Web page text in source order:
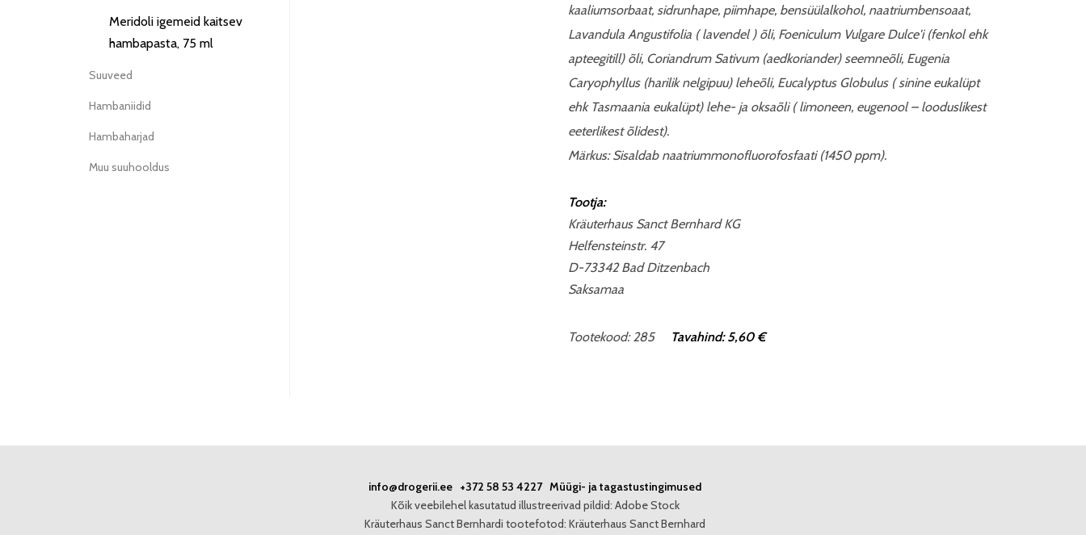
Meridoli igemeid kaitsev
hambapasta, 75 ml
Suuveed
Hambaniidid
Hambaharjad
Muu suuhooldus
kaaliumsorbaat, sidrunhape, piimhape, bensüülalkohol, naatriumbensoaat,
Lavandula Angustifolia ( lavendel ) õli, Foeniculum Vulgare Dulce'i (fenkol ehk
apteegitill) õli, Coriandrum Sativum (aedkoriander) seemneõli, Eugenia
Caryophyllus (harilik nelgipuu) leheõli, Eucalyptus Globulus ( sinine eukalüpt
ehk Tasmaania eukalüpt) lehe- ja oksaõli ( limoneen, eugenool – looduslikest
eeterlikest õlidest).
Märkus: Sisaldab naatriummonofluorofosfaati (1450 ppm).
Tootja:
Kräuterhaus Sanct Bernhard KG
Helfensteinstr. 47
D-73342 Bad Ditzenbach
Saksamaa
Tootekood: 285 Tavahind: 5,60 €
info@drogerii.ee +372 58 53 4227 Müügi- ja tagastustingimused
Kõik veebilehel kasutatud illustreerivad pildid: Adobe Stock
Kräuterhaus Sanct Bernhardi tootefotod: Kräuterhaus Sanct Bernhard